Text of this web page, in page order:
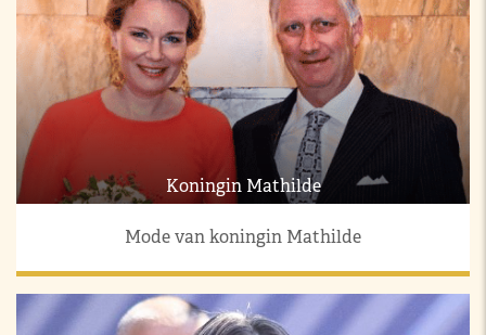
Koningin Mathilde
Mode van koningin Mathilde